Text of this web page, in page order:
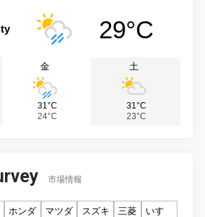
29°C
金
31°C
24°C
土
31°C
23°C
市場情報
ホンダ マツダ スズキ 三菱
いすゞ